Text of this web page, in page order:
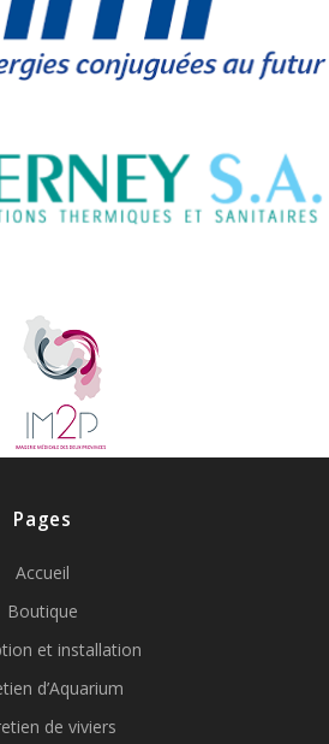
Pages
Accueil
Boutique
et installation
d’Aquarium
de viviers